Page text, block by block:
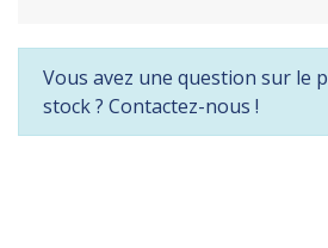
Vous avez une question sur le
stock ? Contactez-nous !